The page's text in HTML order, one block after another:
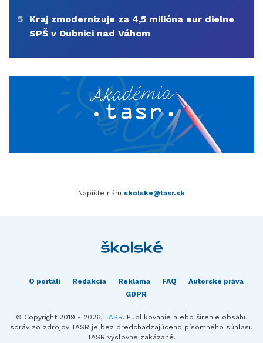
5
Kraj zmodernizuje za 4,5 milióna eur dielne
SPŠ v Dubnici nad Váhom
Napíšte nám skolske@tasr.sk
O portáli Redakcia Reklama FAQ
Autorské práva
GDPR
© Copyright 2019 - 2026, TASR. Publikovanie alebo šírenie obsahu
správ zo zdrojov TASR je bez predchádzajúceho písomného súhlasu
TASR výslovne zakázané.